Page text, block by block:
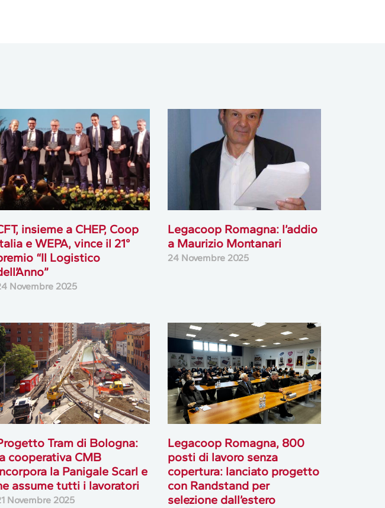
insieme a CHEP, Coop
e WEPA, vince il 21°
“Il Logistico
Novembre 2025
Legacoop Romagna: l’addio
a Maurizio Montanari
24 Novembre 2025
Tram di Bologna:
cooperativa CMB
la Panigale Scarl e
assume tutti i lavoratori
Novembre 2025
Legacoop Romagna, 800
posti di lavoro senza
copertura: lanciato progetto
con Randstand per
selezione dall’estero